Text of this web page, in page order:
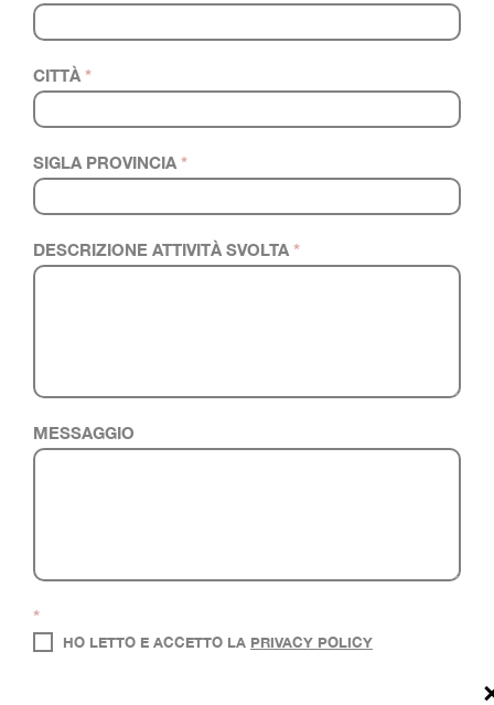
CITTÀ *
SIGLA PROVINCIA *
DESCRIZIONE ATTIVITÀ SVOLTA *
MESSAGGIO
*
HO LETTO E ACCETTO LA PRIVACY POLICY